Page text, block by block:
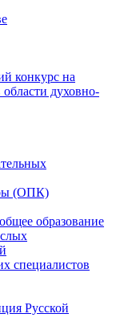
конкурс на
духовно-
(ОПК)
образование
специалистов
Русской